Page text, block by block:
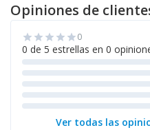
Opiniones de
star star star star star0
0 de 5 estrellas en 0
Ver todas las